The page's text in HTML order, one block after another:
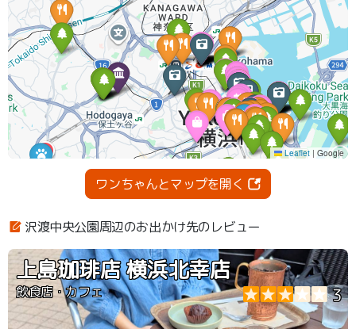
ワンちゃんとマップを開く
沢渡中央公園周辺のお出かけ先のレビュー
上島珈琲店 横浜北幸店
飲食店・カフェ 3